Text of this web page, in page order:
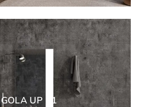
GOLA UP 01